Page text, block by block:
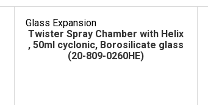
Glass Expansion
Twister Spray Chamber with Helix
, 50ml cyclonic, Borosilicate glass
(20-809-0260HE)